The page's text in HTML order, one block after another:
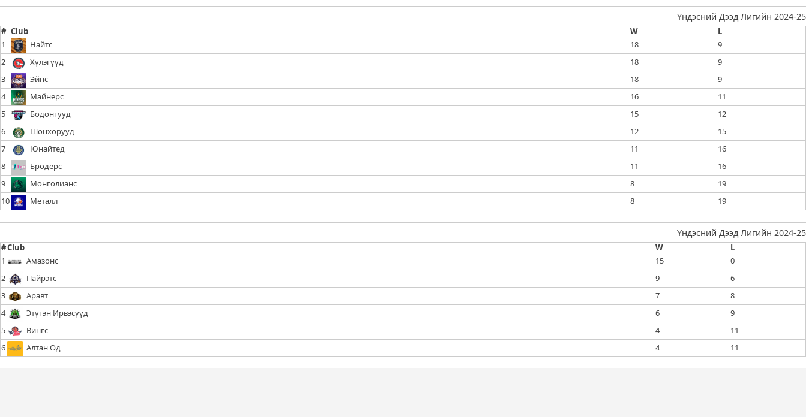
Үндэсний Дээд Лигийн 2024-25
# Club W
L
1
Найтс 18
9
2
Хүлэгүүд 18
9
3
Эйпс 18
9
4
Майнерс 16
11
5
Бодонгууд 15
12
6
Шонхорууд 12
15
7
Юнайтед 11
16
8
Бродерс 11
16
9
Монголианс 8
19
10
Металл 8 19
Үндэсний Дээд Лигийн 2024-25
#Club W
L
1
Амазонс 15
0
2
Пайрэтс 9
6
3
Аравт 7
8
4
Этүгэн Ирвэсүүд 6
9
5
Вингс 4
11
6
Алтан Од 4 11